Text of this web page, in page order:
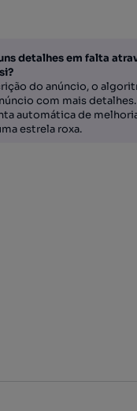
detalhes em falta
do anúncio, o
com mais
automática de
estrela roxa.